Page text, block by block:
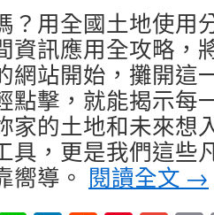
？用全國土地使用
資訊應用全攻略，
網站開始，攤開這
點擊，就能揭示每
家的土地和未來想
具，更是我們這些
嚮導。 閱讀全文 →